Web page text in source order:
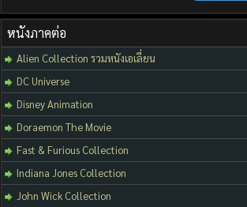
หนังภาคต่อ
Alien Collection รวมหนังเอเลี่ยน
DC Universe
Disney Animation
Doraemon The Movie
Fast & Furious Collection
Indiana Jones Collection
John Wick Collection